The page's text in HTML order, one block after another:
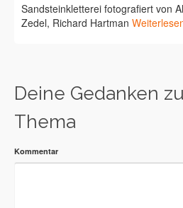
Sandsteinkletterei fotografiert von
Zedel, Richard Hartman
Deine Gedanken
Thema
Kommentar